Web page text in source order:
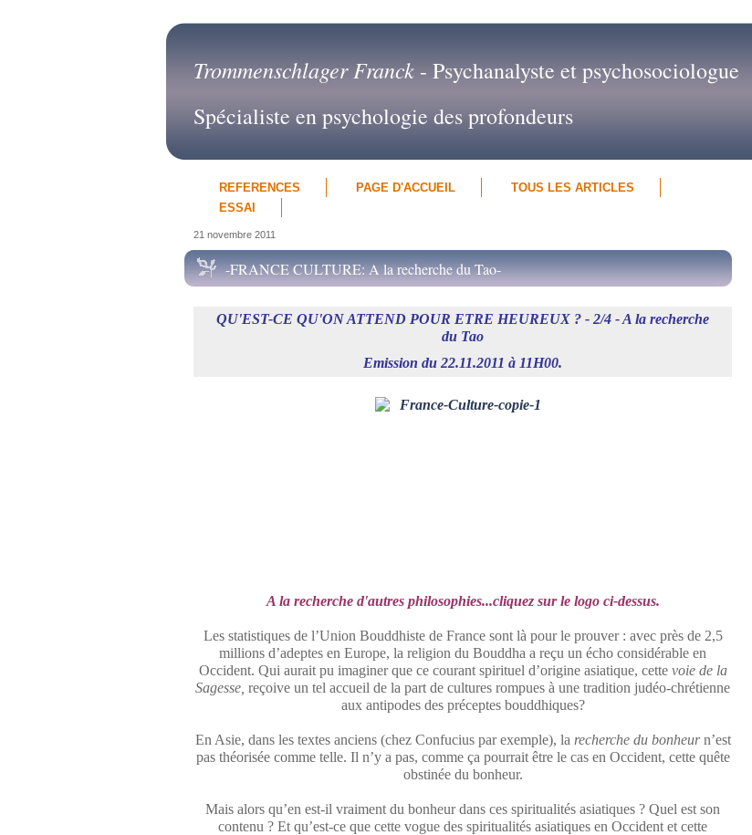
Trommenschlager Franck- Psychanalyste et psychosociologue
Spécialiste en psychologie des profondeurs
REFERENCES PAGE D'ACCUEIL
TOUS LES ARTICLES
ESSAI
21 novembre 2011
-FRANCE CULTURE: A la recherche du Tao-
QU'EST-CE QU'ON ATTEND POUR ETRE HEUREUX ? - 2/4 - A la recherche
du Tao
Emission du 22.11.2011 à 11H00.
A la recherche d'autres philosophies...cliquez sur le logo ci-dessus.
Les statistiques de l’Union Bouddhiste de France sont là pour le prouver : avec près de 2,5
millions d’adeptes en Europe, la religion du Bouddha a reçu un écho considérable en
Occident. Qui aurait pu imaginer que ce courant spirituel d’origine asiatique, cette voie de la
Sagesse, reçoive un tel accueil de la part de cultures rompues à une tradition judéo-chrétienne
aux antipodes des préceptes bouddhiques?
En Asie, dans les textes anciens (chez Confucius par exemple), la recherche du bonheurn’est
pas théorisée comme telle. Il n’y a pas, comme ça pourrait être le cas en Occident, cette quête
obstinée du bonheur.
Mais alors qu’en est-il vraiment du bonheur dans ces spiritualités asiatiques ? Quel est son
contenu ? Et qu’est-ce que cette vogue des spiritualités asiatiques en Occident et cette